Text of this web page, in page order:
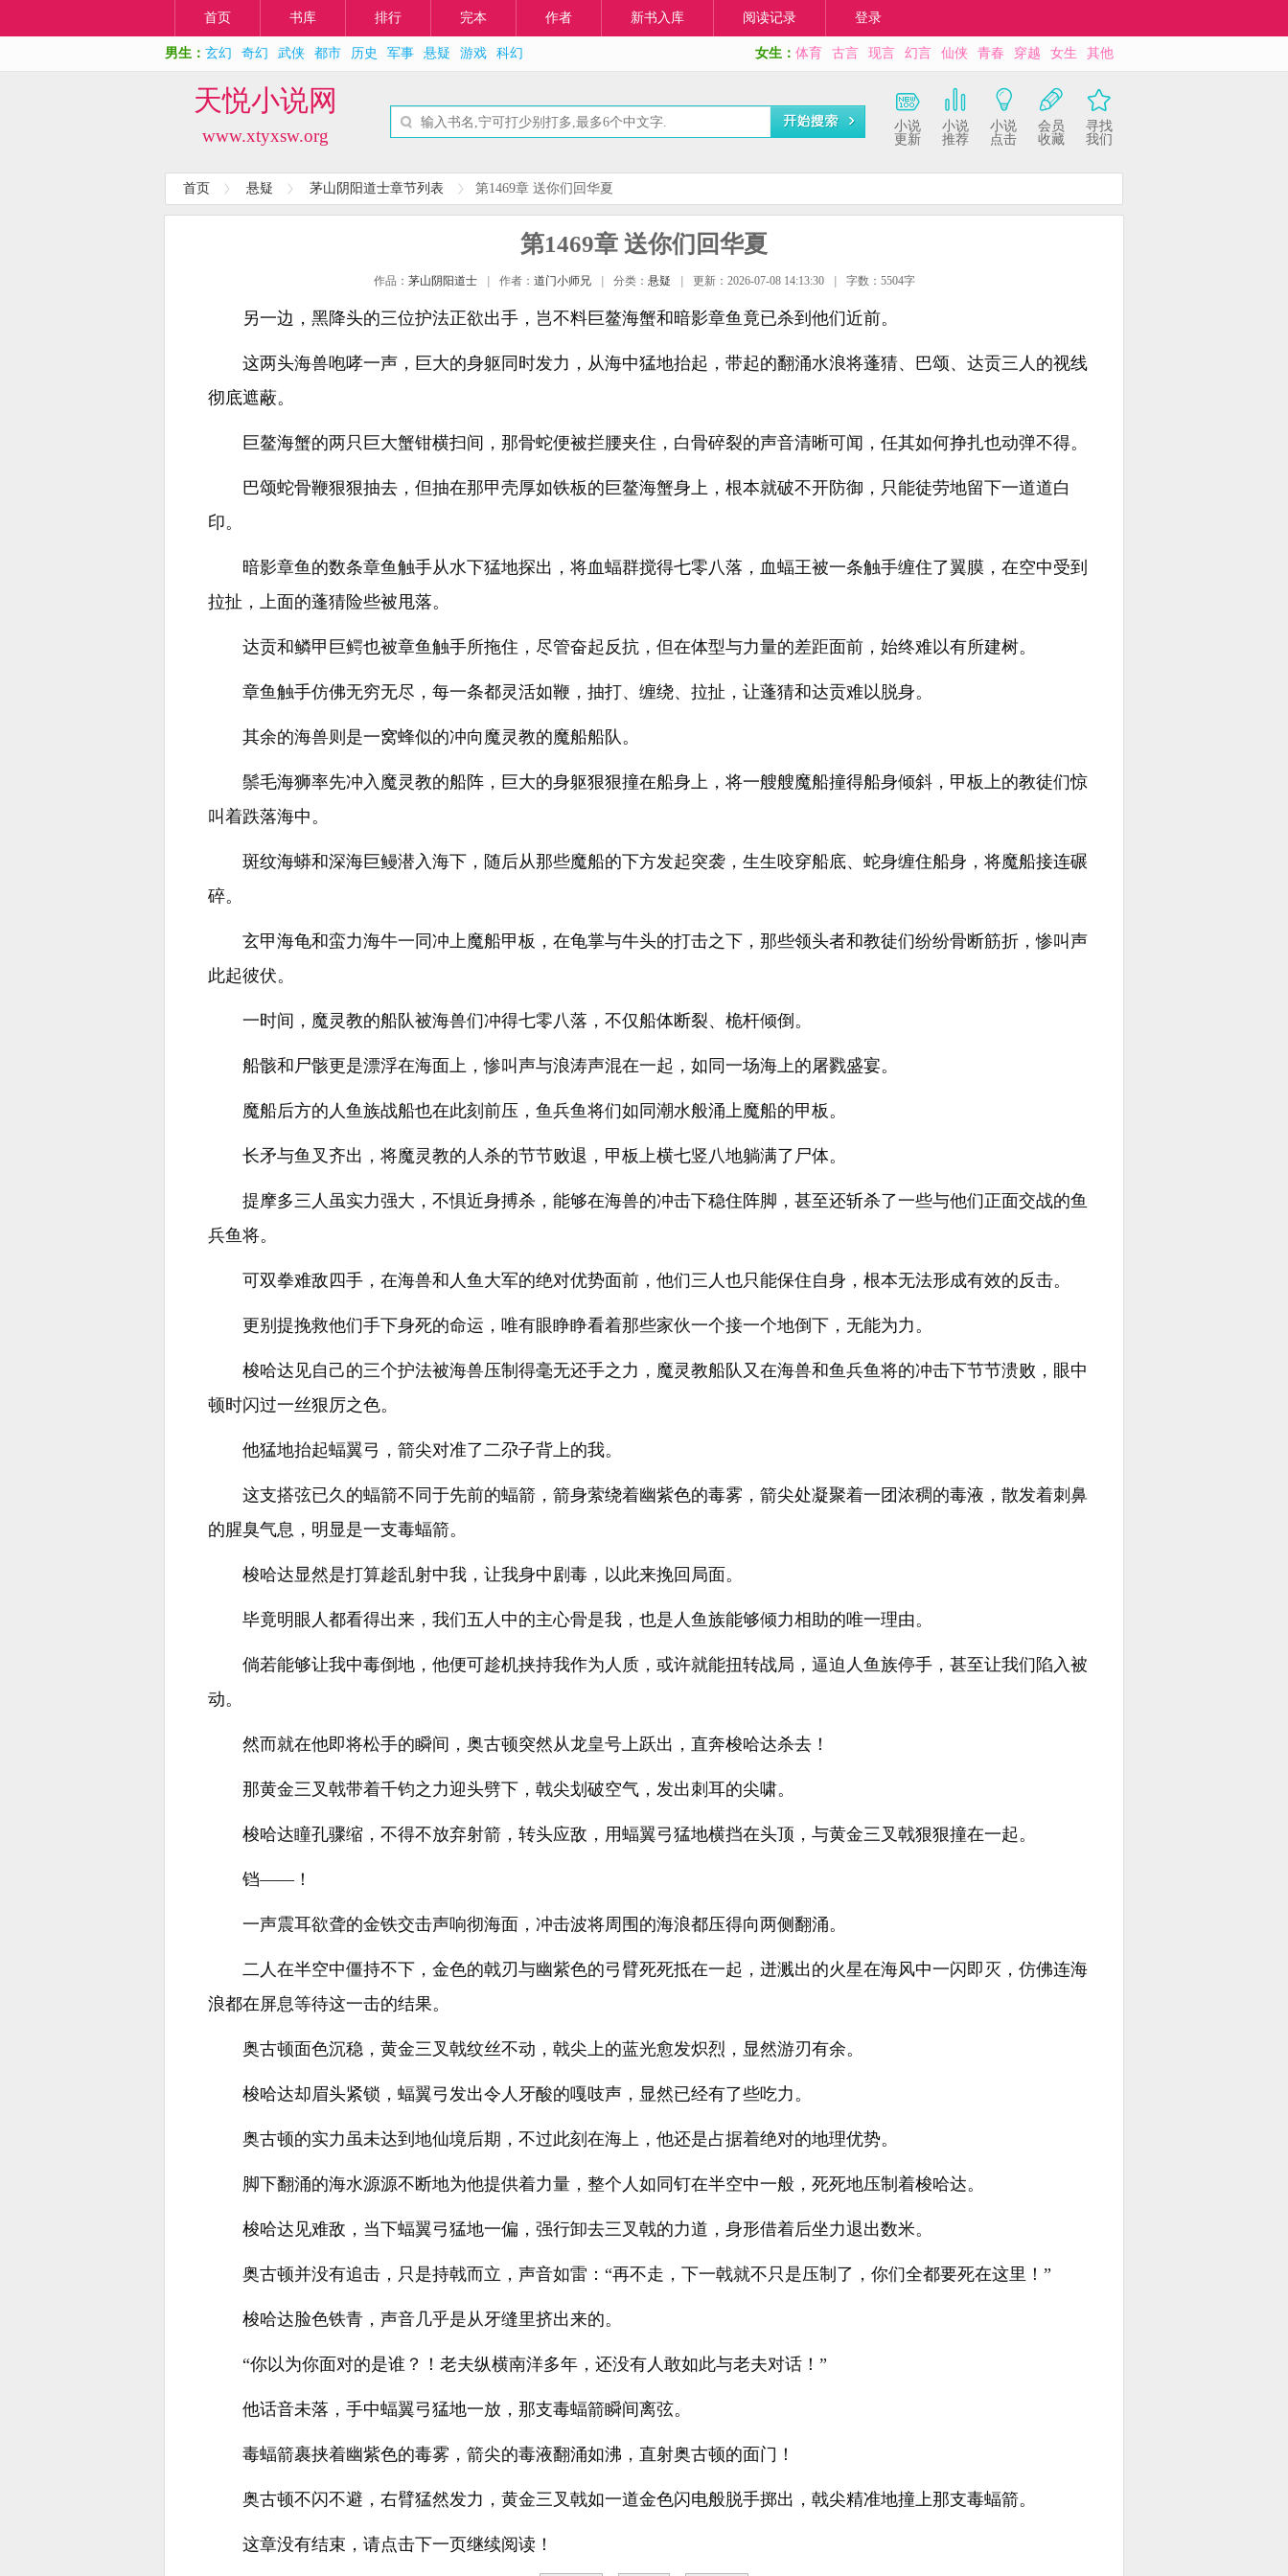
首页 书库 排行 完本 作者 新书入库 阅读记录 登录
男生： 玄幻 奇幻 武侠 都市 历史 军事 悬疑 游戏 科幻 女生： 体育 古言 现言 幻言 仙侠 青春 穿越 女生 其他
天悦小说网
www.xtyxsw.org
小说
更新
小说
推荐
小说
点击
会员
收藏
寻找
我们
首页 悬疑 茅山阴阳道士章节列表 第1469章 送你们回华夏
第1469章 送你们回华夏
作品： 茅山阴阳道士 作者： 道门小师兄 分类： 悬疑 更新：2026-07-08 14:13:30 字数：5504字
另一边，黑降头的三位护法正欲出手，岂不料巨鳌海蟹和暗影章鱼竟已杀到他们近前。
这两头海兽咆哮一声，巨大的身躯同时发力，从海中猛地抬起，带起的翻涌水浪将蓬猜、巴颂、达贡三人的视线
彻底遮蔽。
巨鳌海蟹的两只巨大蟹钳横扫间，那骨蛇便被拦腰夹住，白骨碎裂的声音清晰可闻，任其如何挣扎也动弹不得。
巴颂蛇骨鞭狠狠抽去，但抽在那甲壳厚如铁板的巨鳌海蟹身上，根本就破不开防御，只能徒劳地留下一道道白
印。
暗影章鱼的数条章鱼触手从水下猛地探出，将血蝠群搅得七零八落，血蝠王被一条触手缠住了翼膜，在空中受到
拉扯，上面的蓬猜险些被甩落。
达贡和鳞甲巨鳄也被章鱼触手所拖住，尽管奋起反抗，但在体型与力量的差距面前，始终难以有所建树。
章鱼触手仿佛无穷无尽，每一条都灵活如鞭，抽打、缠绕、拉扯，让蓬猜和达贡难以脱身。
其余的海兽则是一窝蜂似的冲向魔灵教的魔船船队。
鬃毛海狮率先冲入魔灵教的船阵，巨大的身躯狠狠撞在船身上，将一艘艘魔船撞得船身倾斜，甲板上的教徒们惊
叫着跌落海中。
斑纹海蟒和深海巨鳗潜入海下，随后从那些魔船的下方发起突袭，生生咬穿船底、蛇身缠住船身，将魔船接连碾
碎。
玄甲海龟和蛮力海牛一同冲上魔船甲板，在龟掌与牛头的打击之下，那些领头者和教徒们纷纷骨断筋折，惨叫声
此起彼伏。
一时间，魔灵教的船队被海兽们冲得七零八落，不仅船体断裂、桅杆倾倒。
船骸和尸骸更是漂浮在海面上，惨叫声与浪涛声混在一起，如同一场海上的屠戮盛宴。
魔船后方的人鱼族战船也在此刻前压，鱼兵鱼将们如同潮水般涌上魔船的甲板。
长矛与鱼叉齐出，将魔灵教的人杀的节节败退，甲板上横七竖八地躺满了尸体。
提摩多三人虽实力强大，不惧近身搏杀，能够在海兽的冲击下稳住阵脚，甚至还斩杀了一些与他们正面交战的鱼
兵鱼将。
可双拳难敌四手，在海兽和人鱼大军的绝对优势面前，他们三人也只能保住自身，根本无法形成有效的反击。
更别提挽救他们手下身死的命运，唯有眼睁睁看着那些家伙一个接一个地倒下，无能为力。
梭哈达见自己的三个护法被海兽压制得毫无还手之力，魔灵教船队又在海兽和鱼兵鱼将的冲击下节节溃败，眼中
顿时闪过一丝狠厉之色。
他猛地抬起蝠翼弓，箭尖对准了二尕子背上的我。
这支搭弦已久的蝠箭不同于先前的蝠箭，箭身萦绕着幽紫色的毒雾，箭尖处凝聚着一团浓稠的毒液，散发着刺鼻
的腥臭气息，明显是一支毒蝠箭。
梭哈达显然是打算趁乱射中我，让我身中剧毒，以此来挽回局面。
毕竟明眼人都看得出来，我们五人中的主心骨是我，也是人鱼族能够倾力相助的唯一理由。
倘若能够让我中毒倒地，他便可趁机挟持我作为人质，或许就能扭转战局，逼迫人鱼族停手，甚至让我们陷入被
动。
然而就在他即将松手的瞬间，奥古顿突然从龙皇号上跃出，直奔梭哈达杀去！
那黄金三叉戟带着千钧之力迎头劈下，戟尖划破空气，发出刺耳的尖啸。
梭哈达瞳孔骤缩，不得不放弃射箭，转头应敌，用蝠翼弓猛地横挡在头顶，与黄金三叉戟狠狠撞在一起。
铛——！
一声震耳欲聋的金铁交击声响彻海面，冲击波将周围的海浪都压得向两侧翻涌。
二人在半空中僵持不下，金色的戟刃与幽紫色的弓臂死死抵在一起，迸溅出的火星在海风中一闪即灭，仿佛连海
浪都在屏息等待这一击的结果。
奥古顿面色沉稳，黄金三叉戟纹丝不动，戟尖上的蓝光愈发炽烈，显然游刃有余。
梭哈达却眉头紧锁，蝠翼弓发出令人牙酸的嘎吱声，显然已经有了些吃力。
奥古顿的实力虽未达到地仙境后期，不过此刻在海上，他还是占据着绝对的地理优势。
脚下翻涌的海水源源不断地为他提供着力量，整个人如同钉在半空中一般，死死地压制着梭哈达。
梭哈达见难敌，当下蝠翼弓猛地一偏，强行卸去三叉戟的力道，身形借着后坐力退出数米。
奥古顿并没有追击，只是持戟而立，声音如雷：“再不走，下一戟就不只是压制了，你们全都要死在这里！”
梭哈达脸色铁青，声音几乎是从牙缝里挤出来的。
“你以为你面对的是谁？！老夫纵横南洋多年，还没有人敢如此与老夫对话！”
他话音未落，手中蝠翼弓猛地一放，那支毒蝠箭瞬间离弦。
毒蝠箭裹挟着幽紫色的毒雾，箭尖的毒液翻涌如沸，直射奥古顿的面门！
奥古顿不闪不避，右臂猛然发力，黄金三叉戟如一道金色闪电般脱手掷出，戟尖精准地撞上那支毒蝠箭。
这章没有结束，请点击下一页继续阅读！